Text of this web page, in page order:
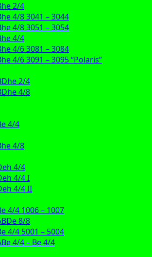
2/4
4/8 3041 – 3044
4/8 3051 – 3054
4/4
4/6 3081 – 3084
4/6 3091 – 3095 “Polaris”
2/4
4/8
4/4
4/8
4/4
4/4 I
4/4 II
4/4 1006 – 1007
8/8
4/4 5001 – 5004
4/4 – Be 4/4